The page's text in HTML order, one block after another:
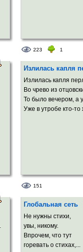
223 1
Излилась капля
Излилась капля
Во чрево из
То было вечером, а
Уже в утробе кто-то
151
Глобальная сеть
Не нужны стихи,
увы, никому.
Впрочем, что тут
горевать о стихах,...